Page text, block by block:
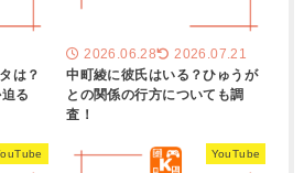
は？
る
2026.06.28 2026.07.21
中町綾に彼氏はいる？ひゅうが
との関係の行方についても調
査！
YouTube